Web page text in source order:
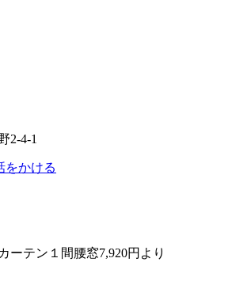
2-4-1
をかける
ーテン１間腰窓7,920円より